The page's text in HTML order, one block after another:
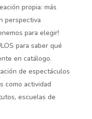
propia: más
perspectiva
para elegir!
para saber qué
en catálogo.
de espectáculos
como actividad
escuelas de